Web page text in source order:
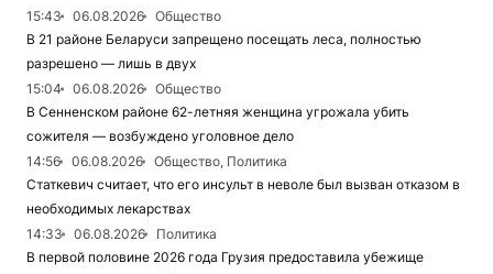
15:43 06.08.2026
Общество
В 21 районе Беларуси запрещено посещать леса, полностью
разрешено — лишь в двух
15:04
06.08.2026
Общество
В Сенненском районе 62-летняя женщина угрожала убить
сожителя — возбуждено уголовное дело
14:56
06.08.2026
Общество, Политика
Статкевич считает, что его инсульт в неволе был вызван отказом в
необходимых лекарствах
14:33
06.08.2026
Политика
В первой половине 2026 года Грузия предоставила убежище